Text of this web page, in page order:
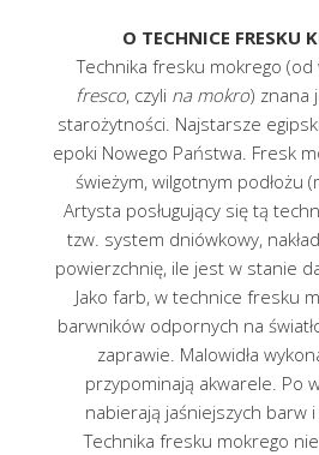
O TECHNICE FRESKU
Technika fresku mokrego (od
fresco, czyli na mokro) znana
starożytności. Najstarsze
epoki Nowego Państwa. Fresk
świeżym, wilgotnym podłożu
Artysta posługujący się tą
tzw. system dniówkowy,
powierzchnię, ile jest w stanie
Jako farb, w technice fresku
barwników odpornych na
zaprawie. Malowidła
przypominają akwarele. Po
nabierają jaśniejszych barw i
Technika fresku mokrego